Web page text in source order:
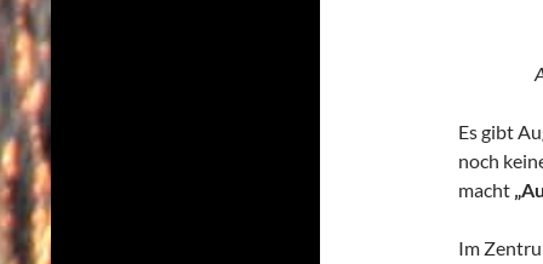
Es gibt
noch
macht
Im